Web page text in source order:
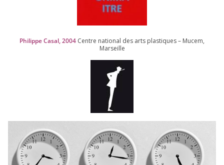
Philippe Casal,2004 Centre natio­nal des arts plas­tiques – Mucem,
Marseille